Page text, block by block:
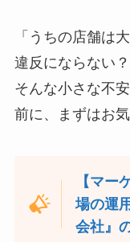
「うちの店舗は
違反にならない？
そんな小さな不
前に、まずはお
【マー
場の運
会社』